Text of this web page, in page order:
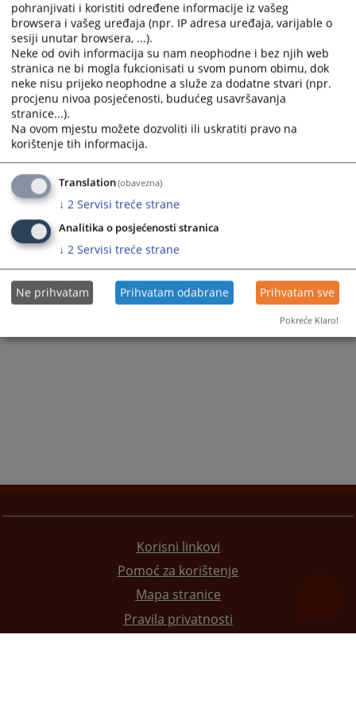
Prateći dokumenti
Obrazac realizacije JN lož ulja_2022.doc
309PREGLEDA
Korisni linkovi
Pomoć za korištenje
Mapa stranice
Pravila privatnosti
pohranjivati i koristiti određene informacije iz vašeg
browsera i vašeg uređaja (npr. IP adresa uređaja, varijable o
sesiji unutar browsera, ...).
Neke od ovih informacija su nam neophodne i bez njih web
stranica ne bi mogla fukcionisati u svom punom obimu, dok
neke nisu prijeko neophodne a služe za dodatne stvari (npr.
procjenu nivoa posjećenosti, budućeg usavršavanja
stranice...).
Na ovom mjestu možete dozvoliti ili uskratiti pravo na
korištenje tih informacija.
Translation(obavezna)
↓ 2 Servisi treće strane
Analitika o posjećenosti stranica
↓ 2 Servisi treće strane
Ne prihvatam Prihvatam odabrane Prihvatam sve
Pokreće Klaro!